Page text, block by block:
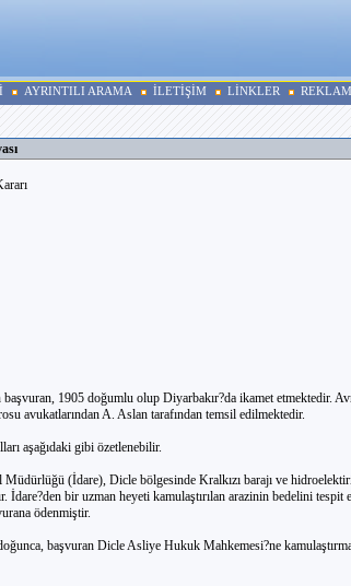
AYRINTILI ARAMA İLETİŞİM LİNKLER
1905 doğumlu olup Diyarbakır?da ikamet etmektedir.
avukatlarından A. Aslan tarafından temsil edilmektedir.
aşağıdaki gibi özetlenebilir.
Müdürlüğü (İdare), Dicle bölgesinde Kralkızı barajı ve
İdare?den bir uzman heyeti kamulaştırılan arazinin bedelini
ödenmiştir.
başvuran Dicle Asliye Hukuk Mahkemesi?ne